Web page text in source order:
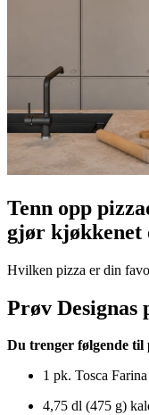
Tenn opp
gjør kjøkkenet
Hvilken pizza er din
Prøv
Du trenger følgende til
1 pk. Tosca
4,75 dl (475 g)